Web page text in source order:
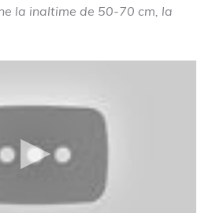
la inaltime de 50-70 cm, la